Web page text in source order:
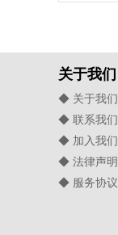
关于我们
◆ 关于我们
◆ 联系我们
◆ 加入我们
◆ 法律声明
◆ 服务协议